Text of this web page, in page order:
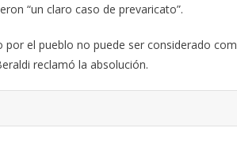
“un claro caso de prevaricato”.
por el pueblo no puede ser considerado
reclamó la absolución.